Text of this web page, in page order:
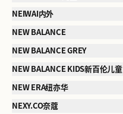
NEIWAI内外
NEW BALANCE
NEW BALANCE GREY
NEW BALANCE KIDS新百伦儿童
NEW ERA纽亦华
NEXY.CO奈蔻